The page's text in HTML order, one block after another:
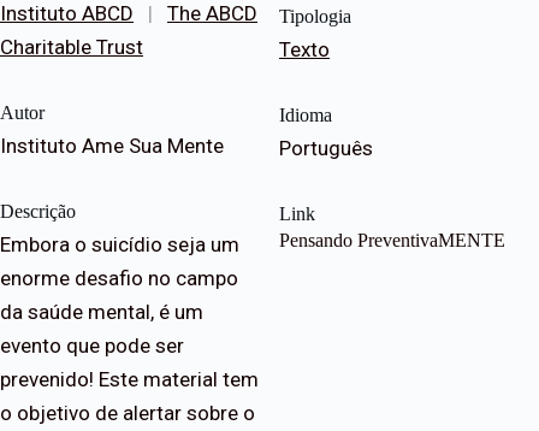
Instituto ABCD |
The ABCD
Charitable Trust
Autor
Instituto Ame Sua Mente
Descrição
Embora o suicídio seja um
enorme desafio no campo
da saúde mental, é um
evento que pode ser
prevenido! Este material tem
o objetivo de alertar sobre o
Tipologia
Texto
Idioma
Português
Link
Pensando PreventivaMENTE